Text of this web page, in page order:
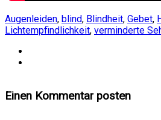
Augenleiden, blind, Blindheit, Gebet,
Lichtempfindlichkeit, verminderte
Einen Kommentar posten